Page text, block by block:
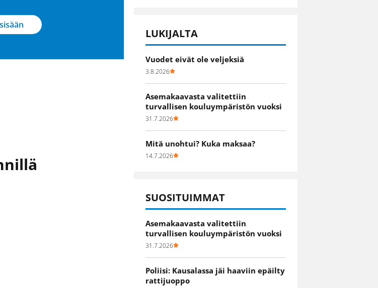
LUKIJALTA
Vuodet eivät ole veljeksiä
3.8.2026
Asemakaavasta valitettiin
turvallisen kouluympäristön vuoksi
31.7.2026
Mitä unohtui? Kuka maksaa?
14.7.2026
SUOSITUIMMAT
Asemakaavasta valitettiin
turvallisen kouluympäristön vuoksi
31.7.2026
Poliisi: Kausalassa jäi haaviin epäilty
rattijuoppo